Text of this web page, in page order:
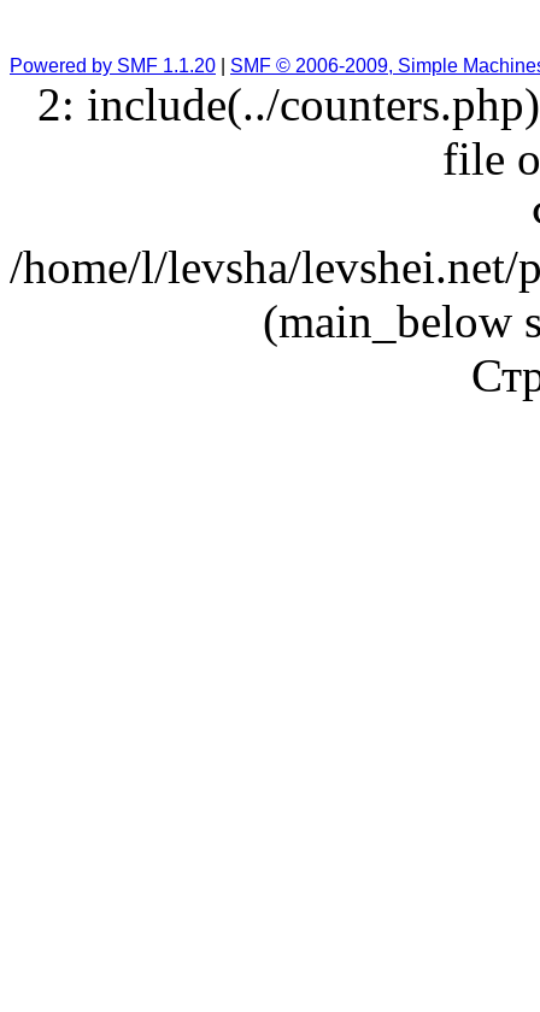
Powered by SMF 1.1.20 SMF © 2006-2009, Simple
2: include(../
file
/home/l/levsha/
(main_below